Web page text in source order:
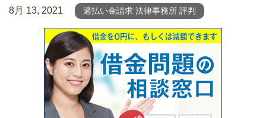
8月 13, 2021 過払い金請求 法律事務所 評判